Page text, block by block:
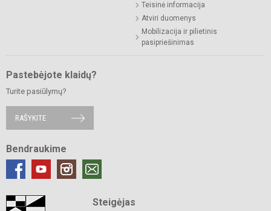
Teisinė informacija
Atviri duomenys
Mobilizacija ir pilietinis
pasipriešinimas
Pastebėjote klaidų?
Turite pasiūlymų?
RAŠYKITE
Bendraukime
Steigėjas